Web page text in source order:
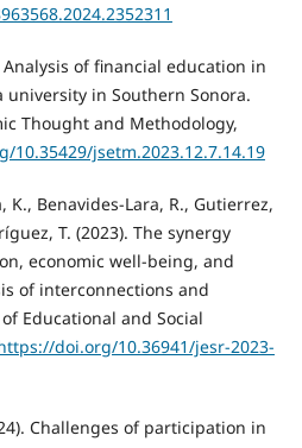
Analysis of financial education in
in Southern Sonora.
Thought and Methodology,
10.35429/jsetm.2023.12.7.14.19
K., Benavides-Lara, R., Gutierrez,
T. (2023). The synergy
economic well-being, and
of interconnections and
Educational and Social
doi.org/10.36941/jesr-2023-
Challenges of participation in